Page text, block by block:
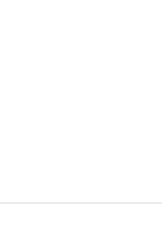
Routines for
Themen